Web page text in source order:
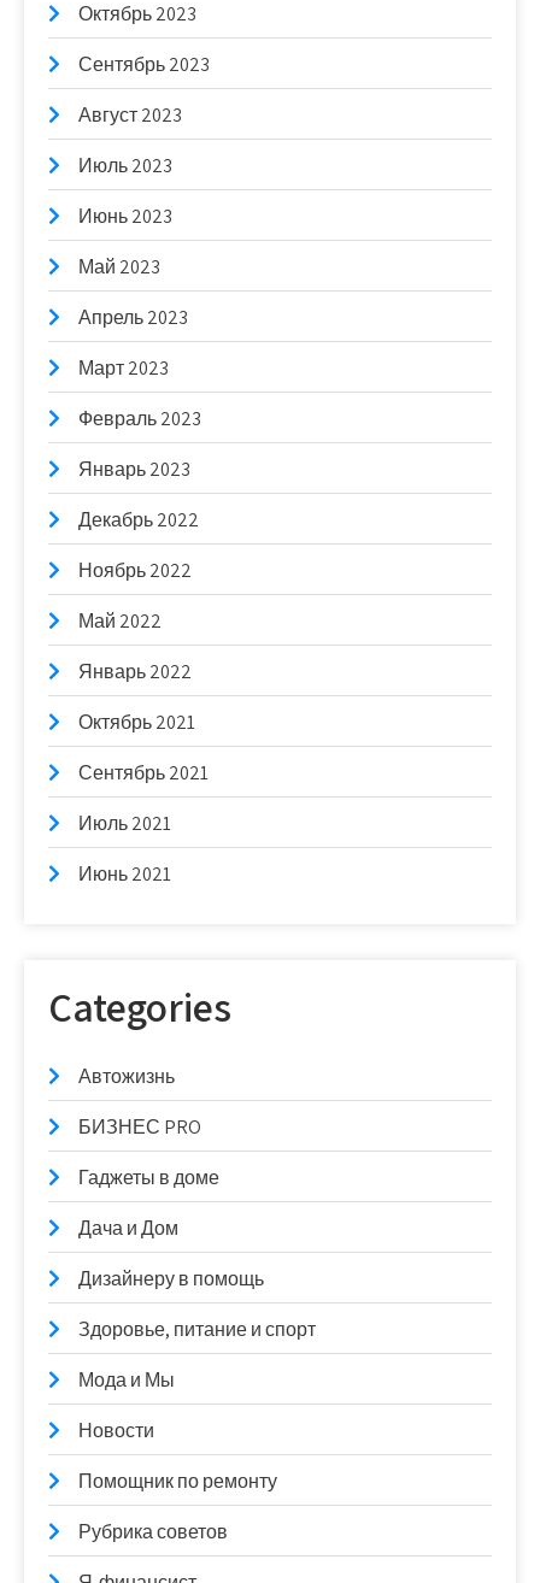
Октябрь 2023
Сентябрь 2023
Август 2023
Июль 2023
Июнь 2023
Май 2023
Апрель 2023
Март 2023
Февраль 2023
Январь 2023
Декабрь 2022
Ноябрь 2022
Май 2022
Январь 2022
Октябрь 2021
Сентябрь 2021
Июль 2021
Июнь 2021
Categories
Автожизнь
БИЗНЕС PRO
Гаджеты в доме
Дача и Дом
Дизайнеру в помощь
Здоровье, питание и спорт
Мода и Мы
Новости
Помощник по ремонту
Рубрика советов